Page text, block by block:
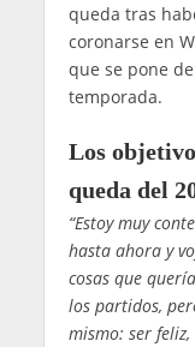
queda tras
coronarse en
que se pone
temporada.
Los
queda del
“Estoy muy
hasta ahora y
cosas que
los partidos,
mismo: ser